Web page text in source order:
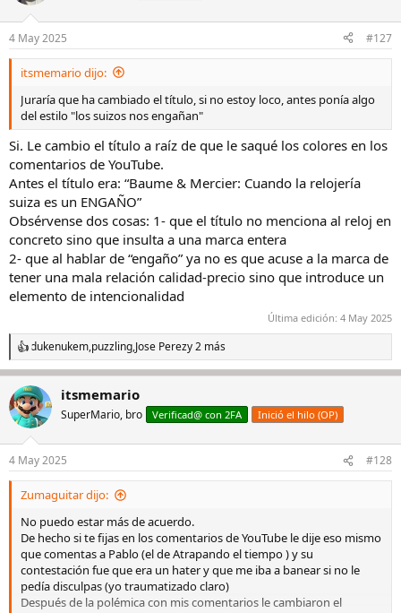
4 May 2025 #127
itsmemario dijo:
Juraría que ha cambiado el título, si no estoy loco, antes ponía algo
del estilo "los suizos nos engañan"
Si. Le cambio el título a raíz de que le saqué los colores en los
comentarios de YouTube.
Antes el título era: “Baume & Mercier: Cuando la relojería
suiza es un ENGAÑO”
Obsérvense dos cosas: 1- que el título no menciona al reloj en
concreto sino que insulta a una marca entera
2- que al hablar de “engaño” ya no es que acuse a la marca de
tener una mala relación calidad-precio sino que introduce un
elemento de intencionalidad
Última edición: 4 May 2025
R
e
a
c
c
i
e
s
dukenukem,puzzling,Jose Perezy 2 más
itsmemario
SuperMario, bro Verificad@ con 2FA Inició el hilo (OP)
4 May 2025 #128
Zumaguitar dijo:
No puedo estar más de acuerdo.
De hecho si te fijas en los comentarios de YouTube le dije eso mismo
que comentas a Pablo (el de Atrapando el tiempo ) y su
contestación fue que era un hater y que me iba a banear si no le
pedía disculpas (yo traumatizado claro)
Después de la polémica con mis comentarios le cambiaron el